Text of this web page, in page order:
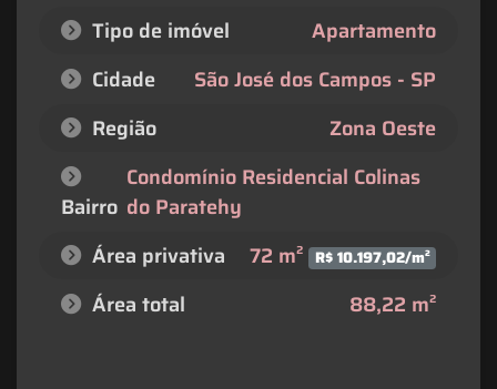
Tipo de imóvel
Apartamento
Cidade
São José dos Campos - SP
Região
Zona Oeste
Bairro
Condomínio Residencial Colinas
do Paratehy
Área privativa
72 m² R$ 10.197,02/m²
Área total 88,22 m²